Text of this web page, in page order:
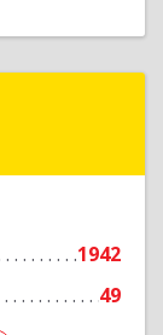
1942
49
Подробнее